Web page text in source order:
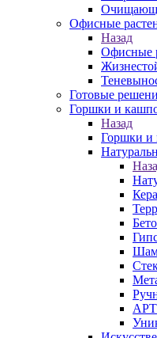
Офисные
Назад
Офисные
Готовые
Горшки и
Назад
Горшки и
АРТ